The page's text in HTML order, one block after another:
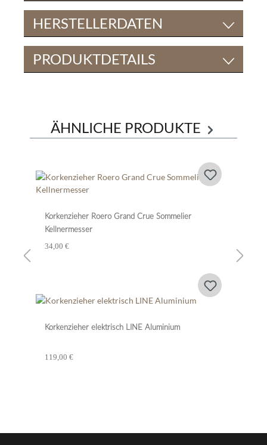
HERSTELLERDATEN
PRODUKTDETAILS
ÄHNLICHE PRODUKTE
Korkenzieher Roero Grand Crue Sommelier
Kellnermesser
34,00 €
Korkenzieher elektrisch LINE Aluminium
119,00 €